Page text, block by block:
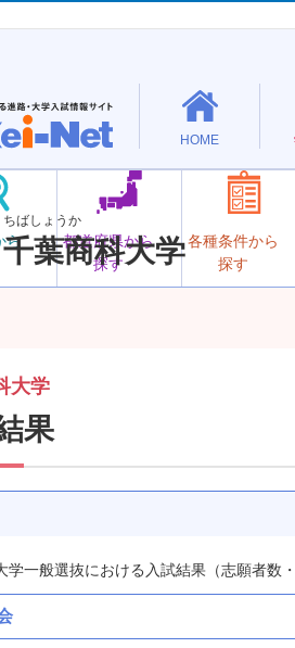
HOME
ら
都道府県から
探す
各種条件から
探す
ちばしょうか
千葉商科大学
大学
果
学一般選抜における入試結果（志願者数